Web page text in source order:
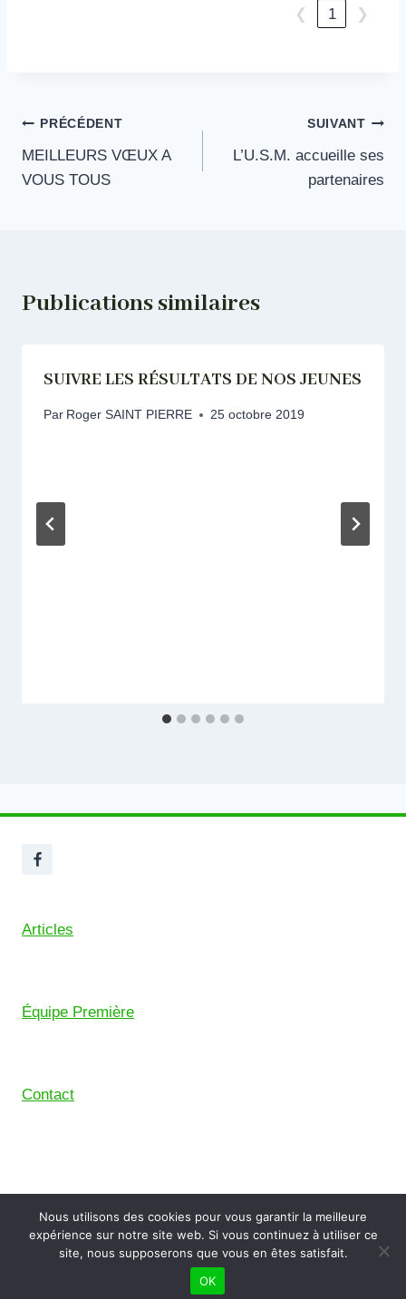
❮ 1 ❯
Navigation
de
PRÉCÉDENT
MEILLEURS VŒUX A
VOUS TOUS
SUIVANT
L’U.S.M. accueille ses
partenaires
Publications similaires
SUIVRE LES RÉSULTATS DE NOS JEUNES
Par Roger SAINT PIERRE 25 octobre 2019
Articles
Équipe Première
Contact
avec leComptoir Digital, le collectif de freelance du
Pays Basque.
Nous utilisons des cookies pour vous garantir la meilleure
expérience sur notre site web. Si vous continuez à utiliser ce
site, nous supposerons que vous en êtes satisfait.
OK